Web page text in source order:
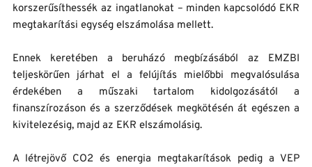
korszerűsíthessék az ingatlanokat – minden kapcsolódó EKR
megtakarítási egység elszámolása mellett.
Ennek keretében a beruházó megbízásából az EMZBI
teljeskörűen járhat el a felújítás mielőbbi megvalósulása
érdekében a műszaki tartalom kidolgozásától a
finanszírozáson és a szerződések megkötésén át egészen a
kivitelezésig, majd az EKR elszámolásig.
A létrejövő CO2 és energia megtakarítások pedig a VEP